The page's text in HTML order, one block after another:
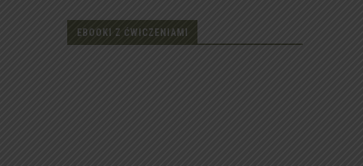
EBOOKI Z ĆWICZENIAMI